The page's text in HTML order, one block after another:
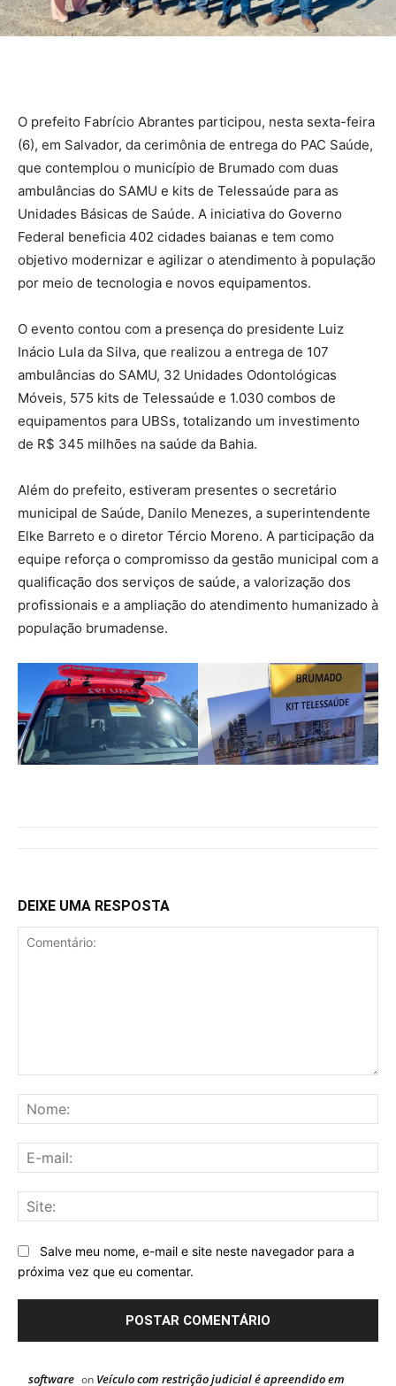
O prefeito Fabrício Abrantes participou, nesta sexta-feira
(6), em Salvador, da cerimônia de entrega do PAC Saúde,
que contemplou o município de Brumado com duas
ambulâncias do SAMU e kits de Telessaúde para as
Unidades Básicas de Saúde. A iniciativa do Governo
Federal beneficia 402 cidades baianas e tem como
objetivo modernizar e agilizar o atendimento à população
por meio de tecnologia e novos equipamentos.
O evento contou com a presença do presidente Luiz
Inácio Lula da Silva, que realizou a entrega de 107
ambulâncias do SAMU, 32 Unidades Odontológicas
Móveis, 575 kits de Telessaúde e 1.030 combos de
equipamentos para UBSs, totalizando um investimento
de R$ 345 milhões na saúde da Bahia.
Além do prefeito, estiveram presentes o secretário
municipal de Saúde, Danilo Menezes, a superintendente
Elke Barreto e o diretor Tércio Moreno. A participação da
equipe reforça o compromisso da gestão municipal com a
qualificação dos serviços de saúde, a valorização dos
profissionais e a ampliação do atendimento humanizado à
população brumadense.
DEIXE UMA RESPOSTA
Salve meu nome, e-mail e site neste navegador para a
próxima vez que eu comentar.
software on Veículo com restrição judicial é apreendido em